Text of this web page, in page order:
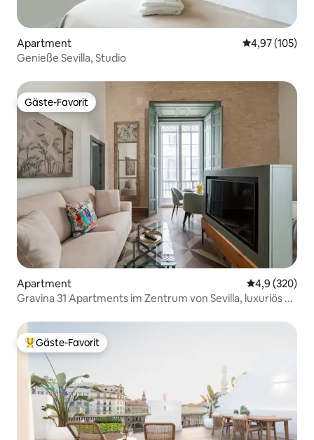
Apartment
4,97 (105)
Genieße Sevilla, Studio
Gäste-Favorit
Gäste-Favorit
Apartment
4,9 (320)
Gravina 31 Apartments im Zentrum von Sevilla, luxuriös ...
Beliebter Gäste-Favorit.
Gäste-Favorit